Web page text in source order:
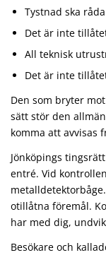
Tystnad ska
Det är inte
All teknisk
Det är inte
Den som bryter
sätt stör den
komma att avvisas
Jönköpings
entré. Vid
otillåtna föremål.
har med dig,
Besökare och